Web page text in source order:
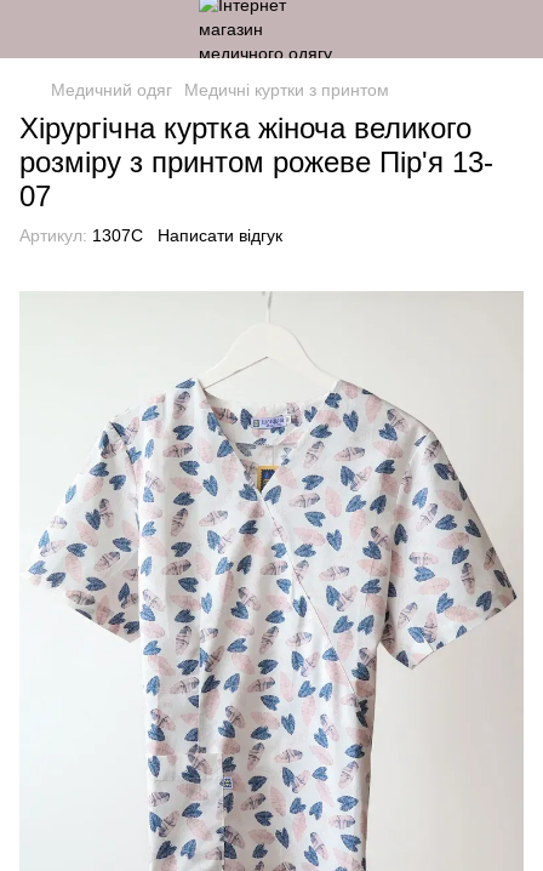
Медичний одяг Медичні куртки з принтом
Хірургічна куртка жіноча великого
розміру з принтом рожеве Пір'я 13-
07
Артикул: 1307C Написати відгук